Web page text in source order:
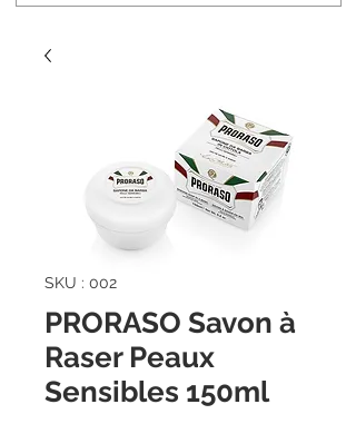
SKU : 002
PRORASO Savon à
Raser Peaux
Sensibles 150ml